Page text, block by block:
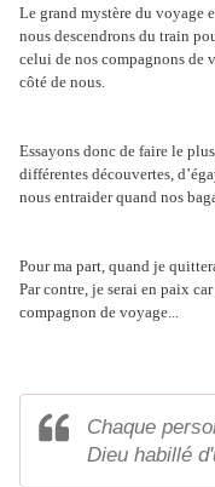
Le grand mystère du voyage
nous descendrons du train
celui de nos compagnons de
côté de nous.
Essayons donc de faire le
différentes découvertes,
nous entraider quand nos
Pour ma part, quand je
Par contre, je serai en paix
compagnon de voyage...
Chaque
Dieu habillé